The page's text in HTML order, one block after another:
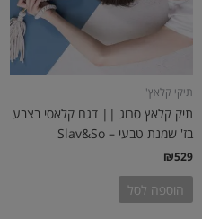
תיקי קלאץ'
תיק קלאץ סרוג || דגם קלאסי בצבע
בז' שמנת טבעי – Slav&So
₪529
הוספה לסל